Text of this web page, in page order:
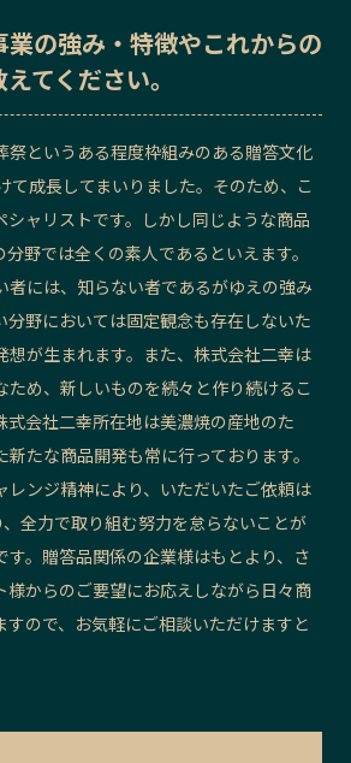
業の強み・特徴やこれからの
てください。
祭というある程度枠組みのある贈答文化
て成長してまいりました。そのため、こ
シャリストです。しかし同じような商品
野では全くの素人であるといえます。
者には、知らない者であるがゆえの強み
分野においては固定観念も存在しないた
が生まれます。また、 株式会社二幸は
ため、新しいものを続々と作り続けるこ
式会社二幸所在地は美濃焼の産地のた
たな商品開発も常に行っております。
レンジ精神により、いただいたご依頼は
、全力で取り組む努力を怠らないことが
す。贈答品関係の企業様はもとより、さ
様からのご要望にお応えしながら日々商
すので、お気軽にご相談いただけますと